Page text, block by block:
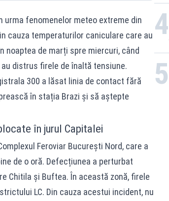
fenomenelor meteo extreme din
cauza temperaturilor caniculare care au
noaptea de marți spre miercuri, când
distrus firele de înaltă tensiune.
300 a lăsat linia de contact fără
în stația Brazi și să aștepte
în jurul Capitalei
Feroviar București Nord, care a
de o oră. Defecțiunea a perturbat
Chitila și Buftea. În această zonă, firele
LC. Din cauza acestui incident, nu
4
5